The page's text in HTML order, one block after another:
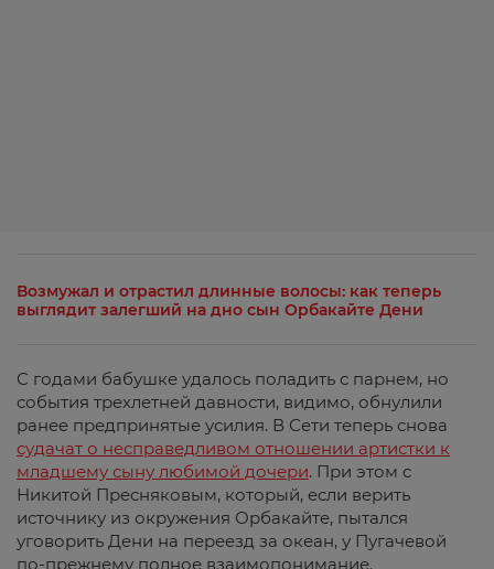
Возмужал и отрастил длинные волосы: как теперь
выглядит залегший на дно сын Орбакайте Дени
С годами бабушке удалось поладить с парнем, но
события трехлетней давности, видимо, обнулили
ранее предпринятые усилия. В Сети теперь снова
судачат о несправедливом отношении артистки к
младшему сыну любимой дочери. При этом с
Никитой Пресняковым, который, если верить
источнику из окружения Орбакайте, пытался
уговорить Дени на переезд за океан, у Пугачевой
по-прежнему полное взаимопонимание.